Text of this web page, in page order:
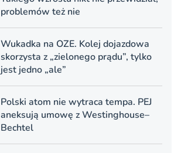
problemów też nie
Wukadka na OZE. Kolej dojazdowa
skorzysta z „zielonego prądu”, tylko
jest jedno „ale”
Polski atom nie wytraca tempa. PEJ
aneksują umowę z Westinghouse–
Bechtel